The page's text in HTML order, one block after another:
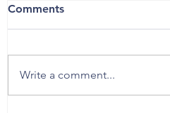
Comments
Write a comment...